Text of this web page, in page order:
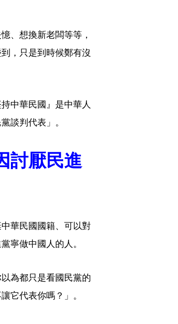
、想換新老闆等等，
，只是到時候鄭有沒
中華民國』是中華人
談判代表」。
討厭民進
華民國國籍、可以對
寧做中國人的人。
為都只是看國民黨的
它代表你嗎？」。